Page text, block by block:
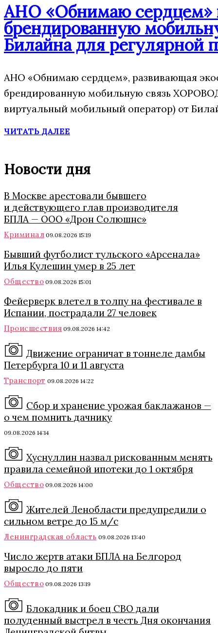
АНО «Обнимаю сердцем»
брендированную
Билайна для регулярной
АНО «Обнимаю сердцем», развивающая
брендированную мобильную связь
виртуальный мобильный оператор) от
ЧИТАТЬ ДАЛЕЕ
Новости дня
В Москве арестовали бывшего
и действующего глав производителя
БПЛА — ООО «Дрон Солюшнс»
Криминал 09.08.2026 15:19
Бывший футболист тульского «Арсенала»
Илья Кулешин умер в 25 лет
Общество 09.08.2026 15:01
Фейерверк влетел в толпу на фестивале в
Испании, пострадали 27 человек
Происшествия 09.08.2026 14:42
Движение ограничат в тоннеле дамбы
Петербурга 10 и 11 августа
Транспорт 09.08.2026 14:22
Сбор и хранение урожая баклажанов —
о чем помнить дачнику
09.08.2026 14:14
Хуснуллин назвал рискованным менять
правила семейной ипотеки до 1 октября
Общество 09.08.2026 14:00
Жителей Ленобласти предупредили о
сильном ветре до 15 м/с
Ленинградская область 09.08.2026 13:40
Число жертв атаки БПЛА на Белгород
выросло до пяти
Общество 09.08.2026 13:19
Блокадник и боец СВО дали
полуденный выстрел в честь Дня окончания